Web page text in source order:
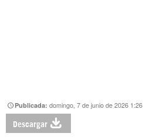
Publicada:domingo, 7 de junio de 2026 1:26
Descargar